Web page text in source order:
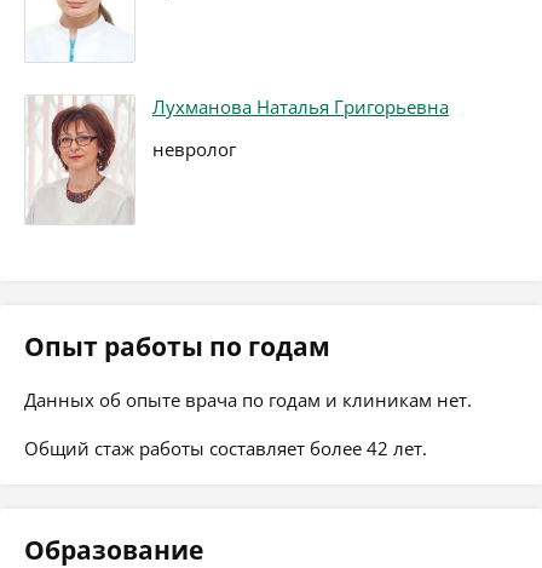
Лухманова Наталья Григорьевна
невролог
Опыт работы по годам
Данных об опыте врача по годам и клиникам нет.
Общий стаж работы составляет более 42 лет.
Образование